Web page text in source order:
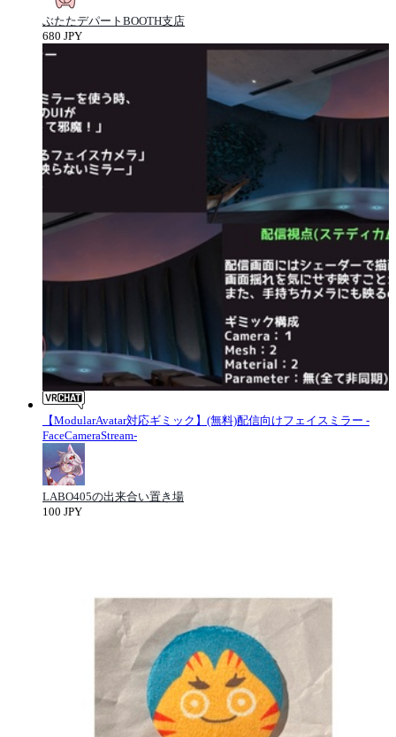
ぶたたデパートBOOTH支店
680 JPY
【ModularAvatar対応ギミック】(無料)配信向けフェイスミラー -
FaceCameraStream-
LABO405の出来合い置き場
100 JPY